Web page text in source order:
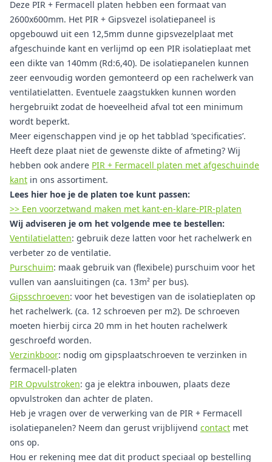
Deze PIR + Fermacell platen hebben een formaat van
2600x600mm. Het PIR + Gipsvezel isolatiepaneel is
opgebouwd uit een 12,5mm dunne gipsvezelplaat met
afgeschuinde kant en verlijmd op een PIR isolatieplaat met
een dikte van 140mm (Rd:6,40). De isolatiepanelen kunnen
zeer eenvoudig worden gemonteerd op een rachelwerk van
ventilatielatten. Eventuele zaagstukken kunnen worden
hergebruikt zodat de hoeveelheid afval tot een minimum
wordt beperkt.
Meer eigenschappen vind je op het tabblad ‘specificaties’.
Heeft deze plaat niet de gewenste dikte of afmeting? Wij
hebben ook andere PIR + Fermacell platen met afgeschuinde
kant in ons assortiment.
Lees hier hoe je de platen toe kunt passen:
>> Een voorzetwand maken met kant-en-klare-PIR-platen
Wij adviseren je om het volgende mee te bestellen:
Ventilatielatten: gebruik deze latten voor het rachelwerk en
verbeter zo de ventilatie.
Purschuim: maak gebruik van (flexibele) purschuim voor het
vullen van aansluitingen (ca. 13m² per bus).
Gipsschroeven: voor het bevestigen van de isolatieplaten op
het rachelwerk. (ca. 12 schroeven per m2). De schroeven
moeten hierbij circa 20 mm in het houten rachelwerk
geschroefd worden.
Verzinkboor: nodig om gipsplaatschroeven te verzinken in
fermacell-platen
PIR Opvulstroken: ga je elektra inbouwen, plaats deze
opvulstroken dan achter de platen.
Heb je vragen over de verwerking van de PIR + Fermacell
isolatiepanelen? Neem dan gerust vrijblijvend contact met
ons op.
Hou er rekening mee dat dit product speciaal op bestelling